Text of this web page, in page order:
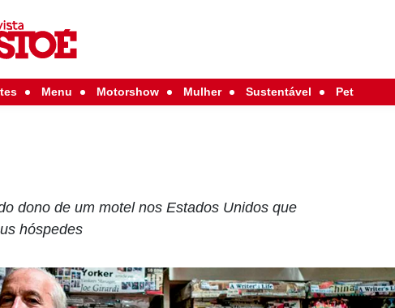
Menu Motorshow Mulher Sustentável Pet
dono de um motel nos Estados Unidos que
hóspedes